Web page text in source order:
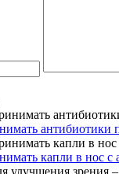
антибиотики
капли в нос с